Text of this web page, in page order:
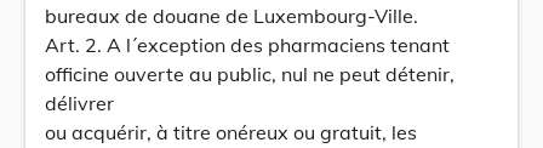
bureaux de douane de Luxembourg-Ville.
Art. 2. A l´exception des pharmaciens tenant
officine ouverte au public, nul ne peut détenir,
délivrer
ou acquérir, à titre onéreux ou gratuit, les